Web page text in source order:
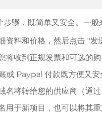
步骤，既简单又安全。一般
资料和价格，然后点击 "发
将收到正规发票和可选的购
或 Paypal 付款既方便又安
名将转给您的供应商（通
用于新项目，也可以将其重